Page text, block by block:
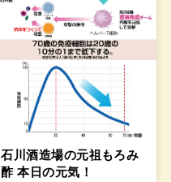
石川酒造場の元祖もろみ
酢 本日の元気！